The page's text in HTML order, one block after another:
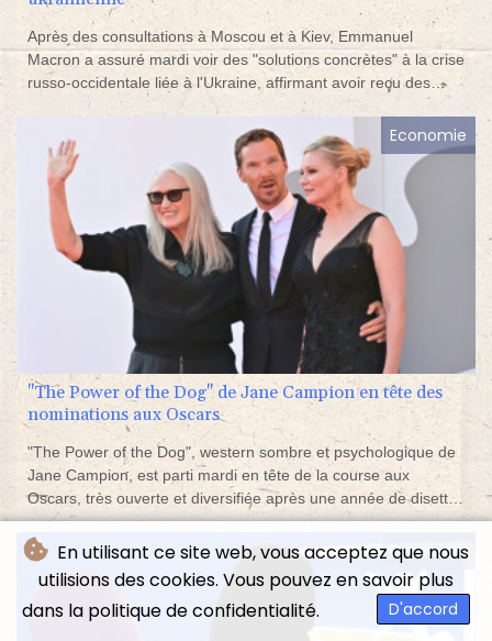
En utilisant ce site web, vous acceptez que nous
utilisions des cookies. Vous pouvez en savoir plus
dans la politique de confidentialité.
D'accord
Après des consultations à Moscou et à Kiev, Emmanuel
Macron a assuré mardi voir des "solutions concrètes" à la crise
russo-occidentale liée à l'Ukraine, affirmant avoir reçu des
gages de Vladimir Poutine pour qu'il n'y ait pas d'"escalade"
Economie
"The Power of the Dog" de Jane Campion en tête des
nominations aux Oscars
"The Power of the Dog", western sombre et psychologique de
Jane Campion, est parti mardi en tête de la course aux
Oscars, très ouverte et diversifiée après une année de disette
liée à la pandémie.
Economie